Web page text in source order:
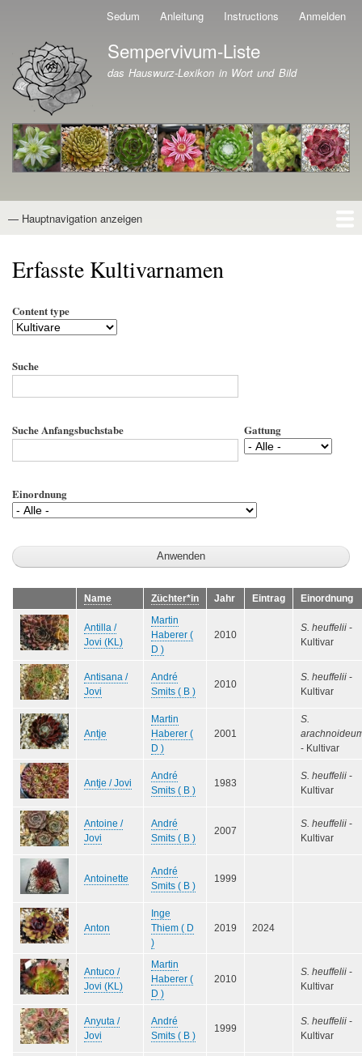
Direkt
zum
Inhalt
Sedum Anleitung Instructions Anmelden
Branding der Website
Sempervivum-Liste
das Hauswurz-Lexikon in Wort und Bild
Hauptnavigation
— Hauptnavigation anzeigen
Erfasste Kultivarnamen
Content type
Suche
Suche Anfangsbuchstabe Gattung
Einordnung
Name Züchter*in Jahr Eintrag Einordnung
Antilla /
Jovi (KL)
Martin
Haberer (
D )
2010
S. heuffelii -
Kultivar
Antisana /
Jovi
André
Smits ( B )
2010
S. heuffelii -
Kultivar
Antje
Martin
Haberer (
D )
2001
S.
- Kultivar
Antje / Jovi
André
Smits ( B )
1983
S. heuffelii -
Kultivar
Antoine /
Jovi
André
Smits ( B )
2007
S. heuffelii -
Kultivar
Antoinette
André
Smits ( B )
1999
Anton
Inge
Thiem ( D
)
2019 2024
Antuco /
Jovi (KL)
Martin
Haberer (
D )
2010
S. heuffelii -
Kultivar
Anyuta /
Jovi
André
Smits ( B )
1999
S. heuffelii -
Kultivar